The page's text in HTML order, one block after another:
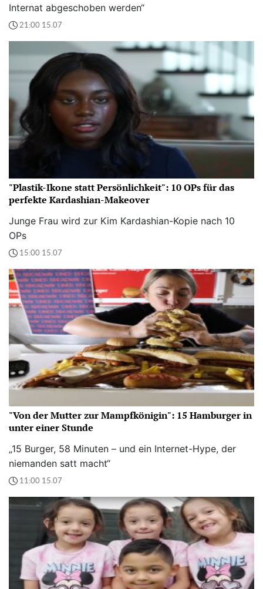
Internat abgeschoben werden“
21:00 15.07
"Plastik-Ikone statt Persönlichkeit": 10 OPs für das
perfekte Kardashian-Makeover
Junge Frau wird zur Kim Kardashian-Kopie nach 10
OPs
15:00 15.07
"Von der Mutter zur Mampfkönigin": 15 Hamburger in
unter einer Stunde
„15 Burger, 58 Minuten – und ein Internet-Hype, der
niemanden satt macht“
11:00 15.07